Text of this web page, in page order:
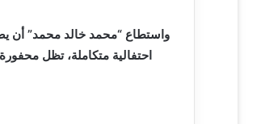
واستطاع “محمد خالد محمد” أن
احتفالية متكاملة، تظل